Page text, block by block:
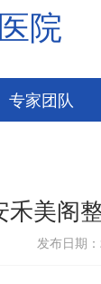
院
专家团队
禾美阁
发布日期